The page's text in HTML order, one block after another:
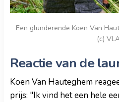
Een glunderende Koen Van
(c)
Reactie van de
Koen Van Hauteghem
prijs: "Ik vind het een hele